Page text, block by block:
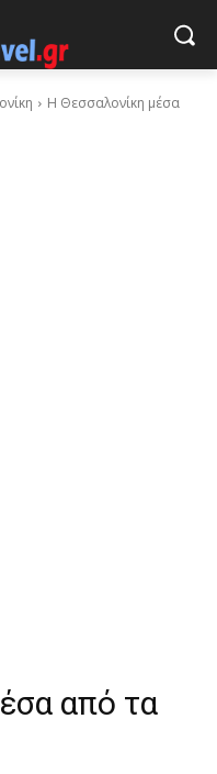
Η Θεσσαλονίκη μέσα
από τα